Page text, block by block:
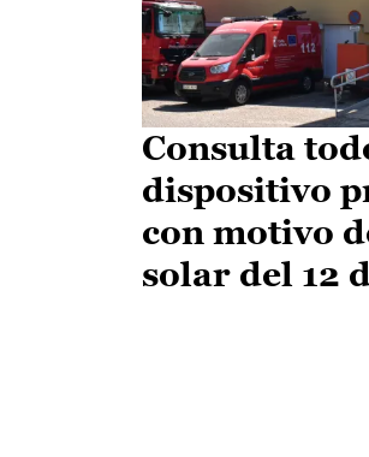
Consulta
dispositivo
con motivo
solar del 12